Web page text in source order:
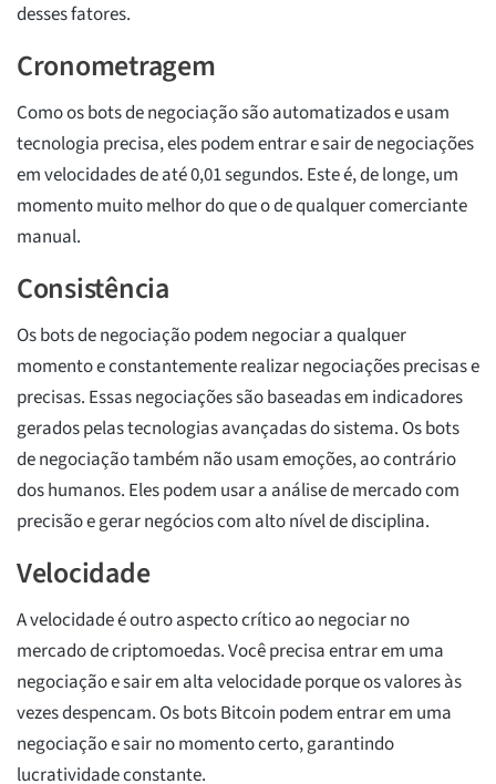
desses fatores.
Cronometragem
Como os bots de negociação são automatizados e usam
tecnologia precisa, eles podem entrar e sair de negociações
em velocidades de até 0,01 segundos. Este é, de longe, um
momento muito melhor do que o de qualquer comerciante
manual.
Consistência
Os bots de negociação podem negociar a qualquer
momento e constantemente realizar negociações precisas e
precisas. Essas negociações são baseadas em indicadores
gerados pelas tecnologias avançadas do sistema. Os bots
de negociação também não usam emoções, ao contrário
dos humanos. Eles podem usar a análise de mercado com
precisão e gerar negócios com alto nível de disciplina.
Velocidade
A velocidade é outro aspecto crítico ao negociar no
mercado de criptomoedas. Você precisa entrar em uma
negociação e sair em alta velocidade porque os valores às
vezes despencam. Os bots Bitcoin podem entrar em uma
negociação e sair no momento certo, garantindo
lucratividade constante.